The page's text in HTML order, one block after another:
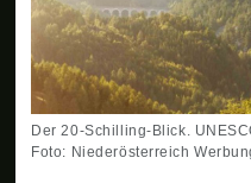
Der 20-Schilling-Blick.
Foto: Niederösterreich